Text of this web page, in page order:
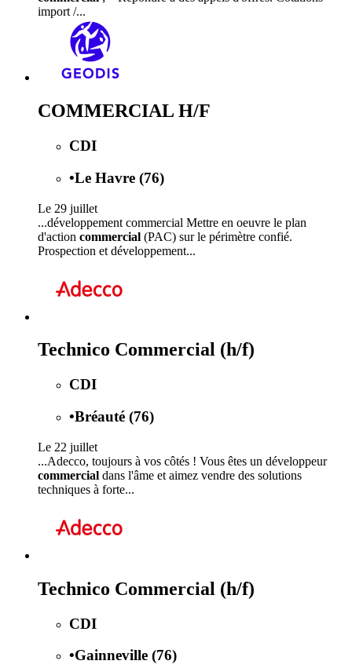
import /...
COMMERCIAL H/F
CDI
•Le Havre (76)
Le 29 juillet
...développement commercial Mettre en oeuvre le plan
d'action commercial (PAC) sur le périmètre confié.
Prospection et développement...
Technico Commercial (h/f)
CDI
•Bréauté (76)
Le 22 juillet
...Adecco, toujours à vos côtés ! Vous êtes un développeur
commercial dans l'âme et aimez vendre des solutions
techniques à forte...
Technico Commercial (h/f)
CDI
•Gainneville (76)